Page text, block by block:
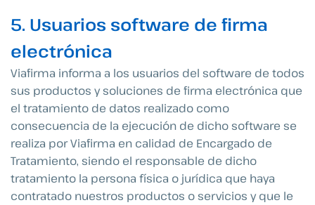
5. Usuarios software de firma
electrónica
Viafirma informa a los usuarios del software de todos
sus productos y soluciones de firma electrónica que
el tratamiento de datos realizado como
consecuencia de la ejecución de dicho software se
realiza por Viafirma en calidad de Encargado de
Tratamiento, siendo el responsable de dicho
tratamiento la persona física o jurídica que haya
contratado nuestros productos o servicios y que le